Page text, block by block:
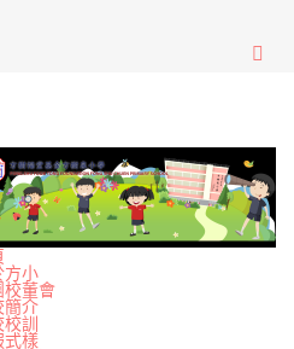
方小
校董會
簡介
校訓
式樣